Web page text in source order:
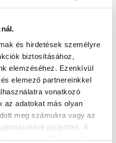
és hirdetések személyre
biztosításához,
elemzéséhez. Ezenkívül
elemező partnereinkkel
vonatkozó
az adatokat más olyan
meg számukra vagy az
gyűjtöttek. A
folytatásával Ön hozzájárul a